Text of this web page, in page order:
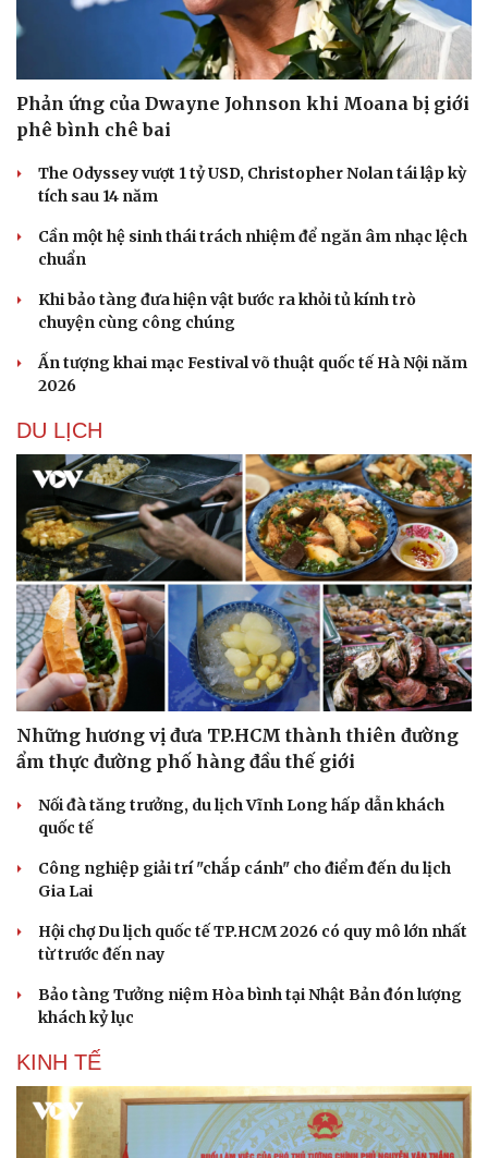
Du lịch
Tư vấn
Săn Tour
check-in
Podcast
Đọc truyện đêm khuya
Hạt giống tâm hồn
Phản ứng của Dwayne Johnson khi Moana bị giới
phê bình chê bai
The Odyssey vượt 1 tỷ USD, Christopher Nolan tái lập kỳ
tích sau 14 năm
Cần một hệ sinh thái trách nhiệm để ngăn âm nhạc lệch
chuẩn
Khi bảo tàng đưa hiện vật bước ra khỏi tủ kính trò
chuyện cùng công chúng
Ấn tượng khai mạc Festival võ thuật quốc tế Hà Nội năm
2026
DU LỊCH
Những hương vị đưa TP.HCM thành thiên đường
ẩm thực đường phố hàng đầu thế giới
Nối đà tăng trưởng, du lịch Vĩnh Long hấp dẫn khách
quốc tế
Công nghiệp giải trí "chắp cánh" cho điểm đến du lịch
Gia Lai
Hội chợ Du lịch quốc tế TP.HCM 2026 có quy mô lớn nhất
từ trước đến nay
Bảo tàng Tưởng niệm Hòa bình tại Nhật Bản đón lượng
khách kỷ lục
KINH TẾ